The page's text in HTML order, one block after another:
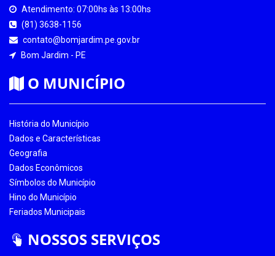
Atendimento: 07:00hs às 13:00hs
(81) 3638-1156
contato@bomjardim.pe.gov.br
Bom Jardim - PE
O MUNICÍPIO
História do Município
Dados e Características
Geografia
Dados Econômicos
Símbolos do Município
Hino do Município
Feriados Municipais
NOSSOS SERVIÇOS